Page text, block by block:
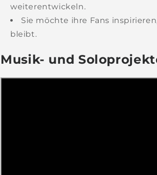
weiterentwickeln.
Sie möchte ihre Fans
bleibt.
Musik- und